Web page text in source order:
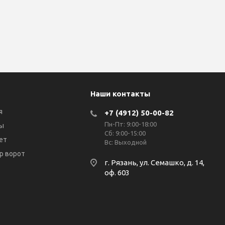
ворот
Наши контакты
+7 (4912) 50-00-82
Пн-Пт: 9:00-18:00
Сб: 9:00-15:00
Вс: Выходной
г. Рязань, ул. Семашко, д. 14,
оф. 603